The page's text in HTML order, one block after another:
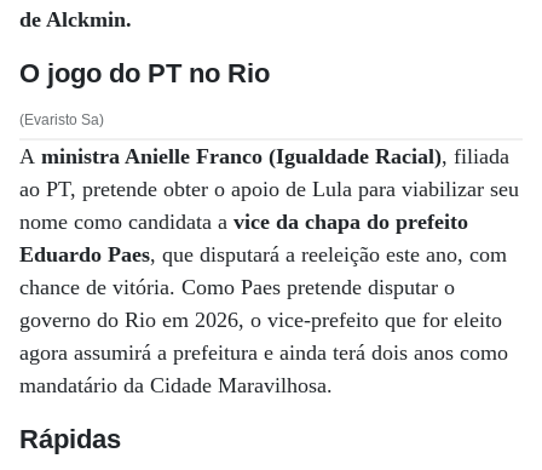
de Alckmin.
O jogo do PT no Rio
(Evaristo Sa)
A ministra Anielle Franco (Igualdade Racial), filiada
ao PT, pretende obter o apoio de Lula para viabilizar seu
nome como candidata a vice da chapa do prefeito
Eduardo Paes, que disputará a reeleição este ano, com
chance de vitória. Como Paes pretende disputar o
governo do Rio em 2026, o vice-prefeito que for eleito
agora assumirá a prefeitura e ainda terá dois anos como
mandatário da Cidade Maravilhosa.
Rápidas